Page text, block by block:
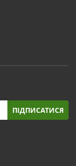
ПІДПИСАТИСЯ